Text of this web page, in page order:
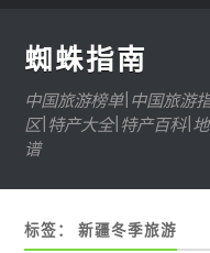
蜘蛛指南
中国旅游榜单|中国旅游
区|特产大全|特产百科|
谱
标签：新疆冬季旅游